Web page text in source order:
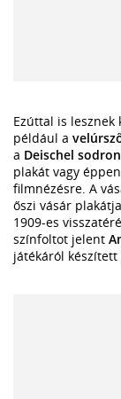
Ezúttal is
például a
a Deischel
plakát vagy
filmnézésre. A
őszi vásár
1909-es
színfoltot jelent
játékáról készített